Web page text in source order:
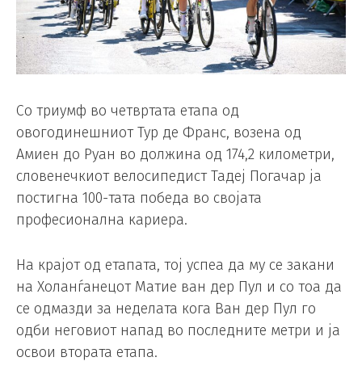
Со триумф во четвртата етапа од
овогодинешниот Тур де Франс, возена од
Амиен до Руан во должина од 174,2 километри,
словенечкиот велосипедист Тадеј Погачар ја
постигна 100-тата победа во својата
професионална кариера.
На крајот од етапата, тој успеа да му се закани
на Холанѓанецот Матие ван дер Пул и со тоа да
се одмазди за неделата кога Ван дер Пул го
одби неговиот напад во последните метри и ја
освои втората етапа.